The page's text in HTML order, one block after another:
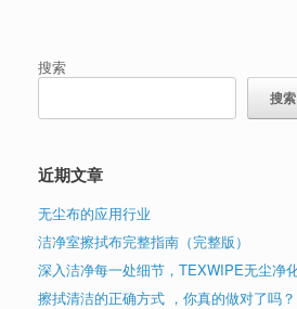
搜索
搜索
近期文章
无尘布的应用行业
洁净室擦拭布完整指南（完整版）
深入洁净每一处细节，TEXWIPE无尘净
擦拭清洁的正确方式 ，你真的做对了吗？